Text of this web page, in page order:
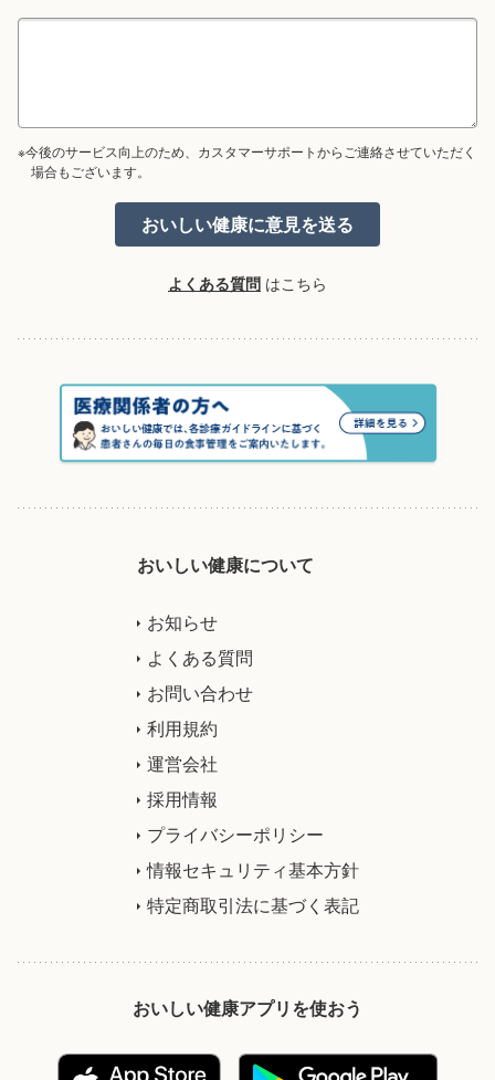
※今後のサービス向上のため、カスタマーサポートからご連絡させていただく
場合もございます。
よくある質問 はこちら
おいしい健康について
お知らせ
よくある質問
お問い合わせ
利用規約
運営会社
採用情報
プライバシーポリシー
情報セキュリティ基本方針
特定商取引法に基づく表記
おいしい健康アプリを使おう